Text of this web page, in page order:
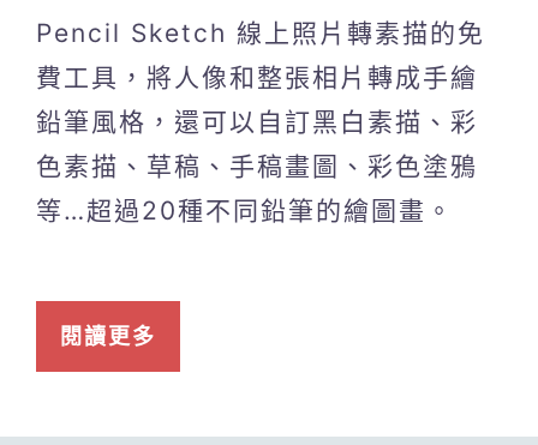
Pencil Sketch 線上照片轉素描的免
費工具，將人像和整張相片轉成手繪
鉛筆風格，還可以自訂黑白素描、彩
色素描、草稿、手稿畫圖、彩色塗鴉
等…超過20種不同鉛筆的繪圖畫。
閱讀更多